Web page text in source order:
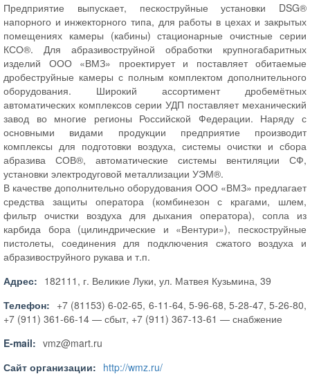
Предприятие выпускает, пескоструйные установки DSG®
напорного и инжекторного типа, для работы в цехах и закрытых
помещениях камеры (кабины) стационарные очистные серии
КСО®. Для абразивоструйной обработки крупногабаритных
изделий ООО «ВМЗ» проектирует и поставляет обитаемые
дробеструйные камеры с полным комплектом дополнительного
оборудования. Широкий ассортимент дробемётных
автоматических комплексов серии УДП поставляет механический
завод во многие регионы Российской Федерации. Наряду с
основными видами продукции предприятие производит
комплексы для подготовки воздуха, системы очистки и сбора
абразива СОВ®, автоматические системы вентиляции СФ,
установки электродуговой металлизации УЭМ®.
В качестве дополнительно оборудования ООО «ВМЗ» предлагает
средства защиты оператора (комбинезон с крагами, шлем,
фильтр очистки воздуха для дыхания оператора), сопла из
карбида бора (цилиндрические и «Вентури»), пескоструйные
пистолеты, соединения для подключения сжатого воздуха и
абразивоструйного рукава и т.п.
Адрес: 182111, г. Великие Луки, ул. Матвея Кузьмина, 39
Телефон: +7 (81153) 6-02-65, 6-11-64, 5-96-68, 5-28-47, 5-26-80,
+7 (911) 361-66-14 — сбыт, +7 (911) 367-13-61 — снабжение
E-mail: vmz@mart.ru
Сайт организации: http://wmz.ru/